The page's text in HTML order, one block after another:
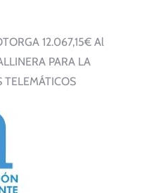
12.067,15€ Al
PARA LA
TELEMÁTICOS